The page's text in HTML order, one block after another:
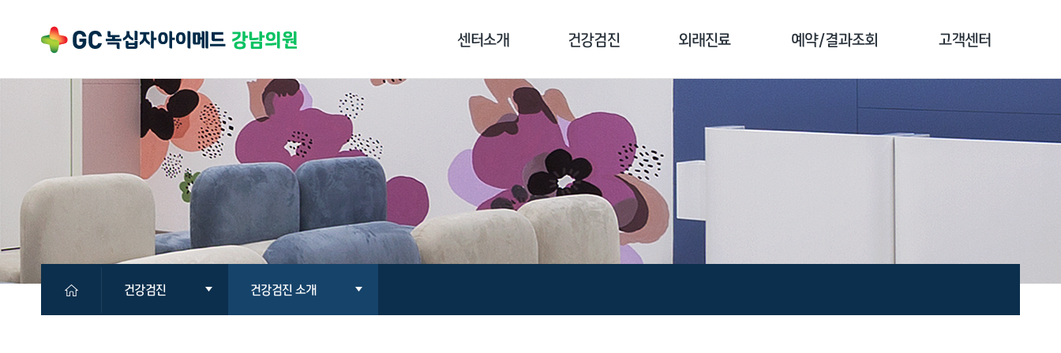
센터소개
센터소개
병원장 인사말
의료진 소개
장비 소개
오시는 길
건강검진
기업종합검진
개인종합검진
국민건강보험공단검진
채용/공무원검진
검진 전 주의사항
외래진료
클리닉 소개
만성통증 클리닉
지놈 클리닉
예약/결과조회 고객센터
전화번호 안내
건강검진 건강검진 소개